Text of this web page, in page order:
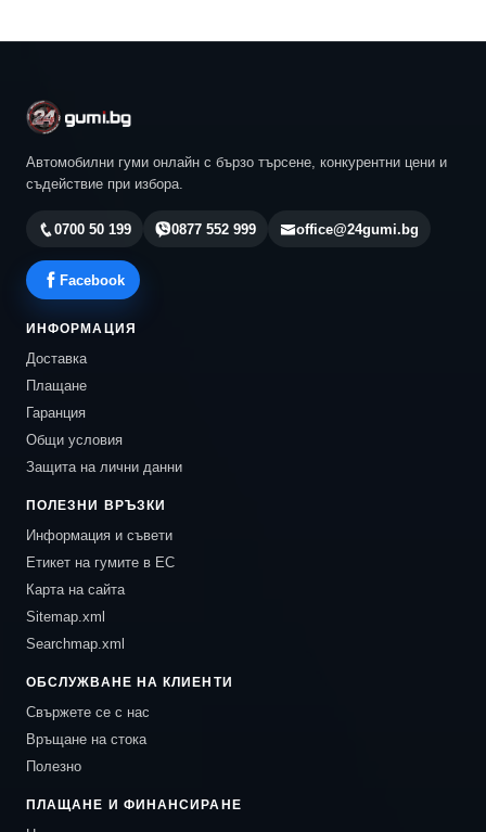
Автомобилни гуми онлайн с бързо търсене, конкурентни цени и
съдействие при избора.
0700 50 199 0877 552 999 office@24gumi.bg
Facebook
ИНФОРМАЦИЯ
Доставка
Плащане
Гаранция
Общи условия
Защита на лични данни
ПОЛЕЗНИ ВРЪЗКИ
Информация и съвети
Етикет на гумите в ЕС
Карта на сайта
Sitemap.xml
Searchmap.xml
ОБСЛУЖВАНЕ НА КЛИЕНТИ
Свържете се с нас
Връщане на стока
Полезно
ПЛАЩАНЕ И ФИНАНСИРАНЕ